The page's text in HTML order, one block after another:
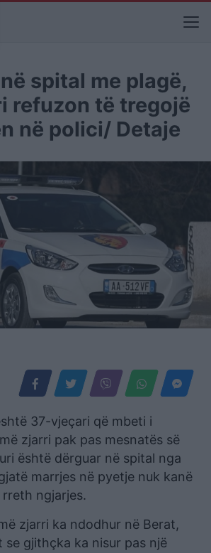
spital me plagë,
refuzon të tregojë
në polici/ Detaje
37-vjeçari që mbeti i
zjarri pak pas mesnatës së
është dërguar në spital nga
marrjes në pyetje nuk kanë
ngjarjes.
zjarri ka ndodhur në Berat,
se gjithçka ka nisur pas një